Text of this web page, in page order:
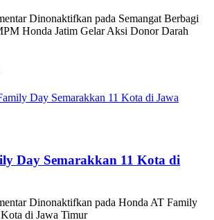
Dinonaktifkan pada Semangat Berbagi
Honda Jatim Gelar Aksi Donor Darah
Day Semarakkan 11 Kota di
Dinonaktifkan pada Honda AT Family
di Jawa Timur